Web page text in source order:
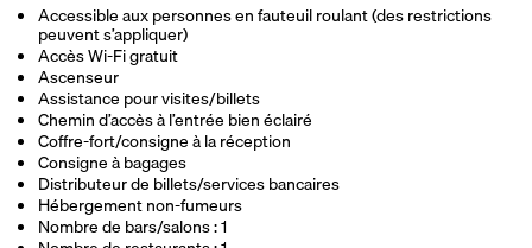
Accessible aux personnes en fauteuil roulant (des restrictions
peuvent s’appliquer)
Accès Wi-Fi gratuit
Ascenseur
Assistance pour visites/billets
Chemin d’accès à l’entrée bien éclairé
Coffre-fort/consigne à la réception
Consigne à bagages
Distributeur de billets/services bancaires
Hébergement non-fumeurs
Nombre de bars/salons : 1